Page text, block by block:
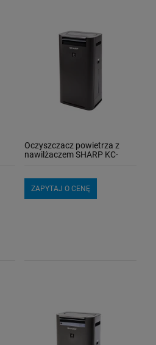
Oczyszczacz powietrza z
nawilżaczem SHARP KC-
ZAPYTAJ O CENĘ